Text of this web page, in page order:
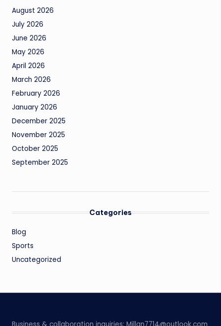
August 2026
July 2026
June 2026
May 2026
April 2026
March 2026
February 2026
January 2026
December 2025
November 2025
October 2025
September 2025
Categories
Blog
Sports
Uncategorized